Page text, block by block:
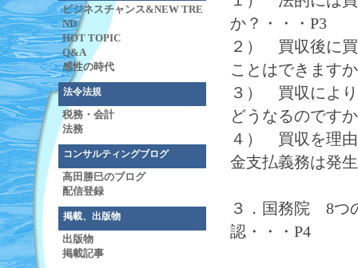
ビジネスチャンス&NEW TRE
ND
HOT TOPIC
Q&A
感性の時代
法令法規
税務・会計
法務
コンサルティングブログ
高田勝巳のブログ
配信登録
掲載、出版物
出版物
掲載記事
か？・・・P3
２） 買収後に
ことはできます
３） 買収によ
どうなるのです
４） 買収を理由
金支払義務は発
３．国務院 8つ
認・・・P4